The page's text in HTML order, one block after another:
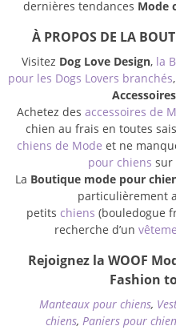
dernières tendances Mode
À PROPOS DE LA
Visitez Dog Love Design, la
pour les Dogs Lovers branchés
Achetez des accessoires de
chien au frais en toutes
chiens de Mode et ne
pour chiens sur
La Boutique mode pour
particulièrement
petits chiens (bouledogue
recherche d’un
Rejoignez la WOOF
Fashion
Manteaux pour chiens,
chiens, Paniers pour